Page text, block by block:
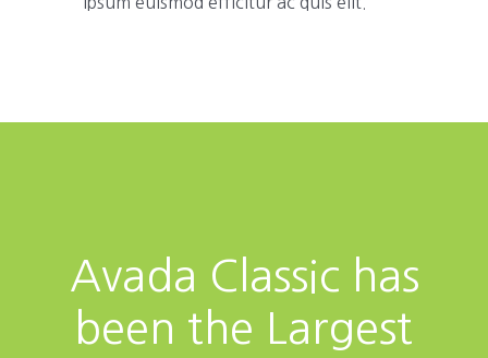
Avada Classic has
been the Largest